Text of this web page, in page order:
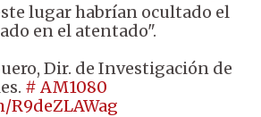
lugar habrían ocultado el
en el atentado".
Dir. de Investigación de
# AM1080